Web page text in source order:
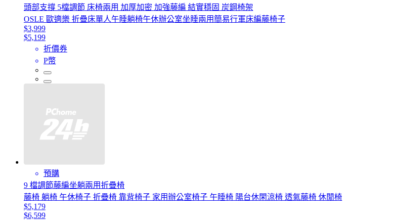
頭部支撐 5檔調節 床椅兩用 加厚加密 加強藤編 結實穩固 炭鋼椅架
OSLE 歐適樂 折疊床單人午睡躺椅午休辦公室坐睡兩用簡易行軍床編藤椅子
$3,999
$5,199
折價券
P幣
預購
9 檔調節藤編坐躺兩用折疊椅
藤椅 躺椅 午休椅子 折疊椅 靠背椅子 家用辦公室椅子 午睡椅 陽台休閑涼椅 透氣藤椅 休閒椅
$5,179
$6,599